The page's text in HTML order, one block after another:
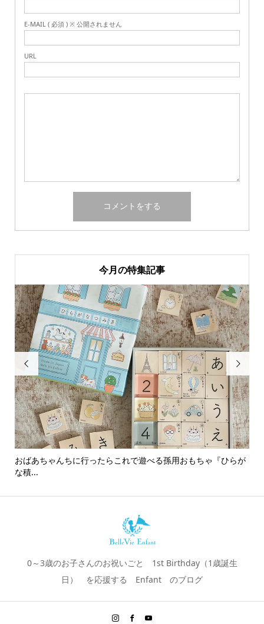
E-MAIL ( 必須 ) ※ 公開されません
URL
今月の特集記事

おばあちゃんちに行ったらこれで遊べる孫用おもちゃ『ひらが
な積...

0～3歳のお子さんのお祝いごと 1st Birthday（1歳誕生
日） を応援する Enfant のブログ